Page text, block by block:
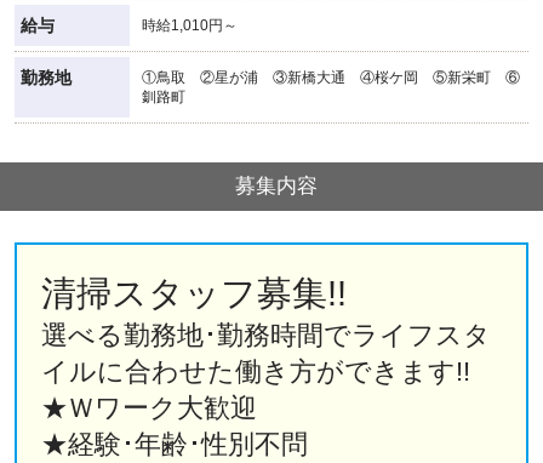
給与 時給1,010円～
勤務地
①鳥取 ②星が浦 ③新橋大通 ④桜ケ岡 ⑤新栄町 ⑥
釧路町
募集内容
清掃スタッフ募集!!
選べる勤務地･勤務時間でライフスタ
イルに合わせた働き方ができます!!
★Ｗワーク大歓迎
★経験･年齢･性別不問